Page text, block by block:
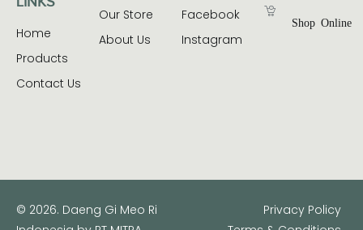
Home
Products
Contact Us
Our Store
About Us
Facebook
Instagram
Shop Online
© 2026. Daeng Gi Meo Ri
Privacy Policy